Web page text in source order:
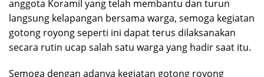
anggota Koramil yang telah membantu dan turun
langsung kelapangan bersama warga, semoga kegiatan
gotong royong seperti ini dapat terus dilaksanakan
secara rutin ucap salah satu warga yang hadir saat itu.
Semoga dengan adanya kegiatan gotong royong